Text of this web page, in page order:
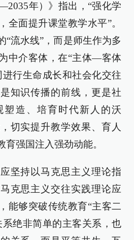
年）》指出，“强化学
全面提升课堂教学水平”。
“流水线”，而是师生作为多
中介客体，在“主体—客体
行生命成长和社会化交往
知识传播的前线，更是社
塑造、培育时代新人的沃
切实提升教学效果、育人
育强国注入强劲动能。
坚持以马克思主义理论指
克思主义交往实践理论应
能够突破传统教育“主客二
绝非简单的主客关系，也